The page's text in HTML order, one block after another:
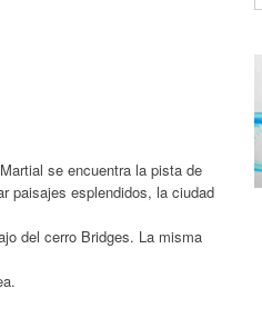
se encuentra la pista de
paisajes esplendidos, la ciudad
del cerro Bridges. La misma